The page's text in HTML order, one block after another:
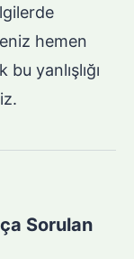
hemen
yanlışlığı
Sorulan